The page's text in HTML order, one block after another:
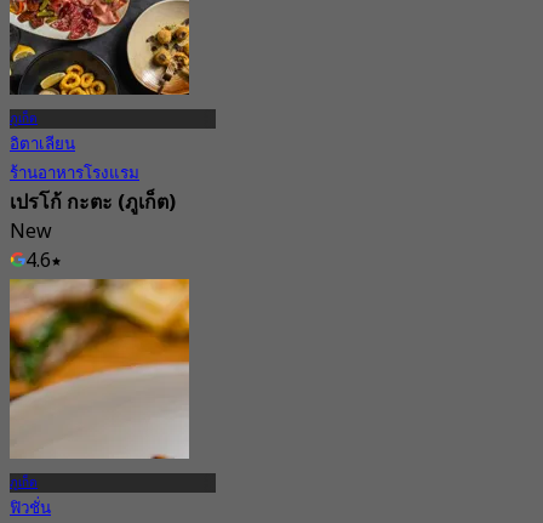
ภูเก็ต
อิตาเลียน
ร้านอาหารโรงแรม
เปรโก้ กะตะ (ภูเก็ต)
New
4.6
จาก฿ 563.33
ภูเก็ต
ฟิวชั่น